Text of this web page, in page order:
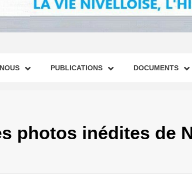
PUBLICATIONS DOCUMENTS
photos inédites de